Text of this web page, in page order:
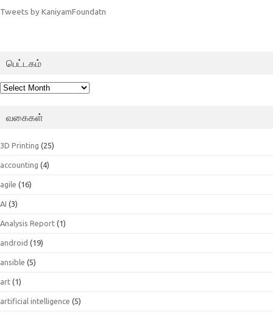
Tweets by KaniyamFoundatn
பெட்டகம்
பெட்டகம்
வகைகள்
3D Printing (25)
accounting (4)
agile (16)
AI (3)
Analysis Report (1)
android (19)
ansible (5)
art (1)
artificial intelligence (5)